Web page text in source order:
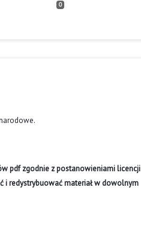
0
.
pdf zgodnie z postanowieniami licencji
i redystrybuować materiał w dowolnym